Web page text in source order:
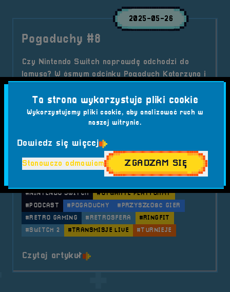
2025-05-26
Pogaduchy #8
Czy Nintendo Switch naprawdę odchodzi do
lamusa? W ósmym odcinku Pogaduch Katarzyna i
ery, nostalgii, przyszłości retro i... nietypowych
kontrolerach. Cyk, pstryk – czas pożegnać
Kategorie wpisu: Aktualności
Tagi: #ANDRZEJ MUZYCZUK
#JOYCON
#KATARZYNA MUZYCZUK
#NINTENDO SWITCH
#OTWARTE PLATFORMY
#PODCAST
#POGADUCHY
#PRZYSZŁOŚĆ GIER
#RETRO GAMING
#RETROSFERA
#RINGFIT
#SWITCH 2
#TRANSMISJE LIVE #TURNIEJE
Czytaj artykuło tytule Pogaduchy #8
Ta strona wykorzystuje pliki cookie
Wykorzystujemy pliki cookie, aby analizować ruch w
naszej witrynie.
Dowiedz się więcej
Stanowczo odmawiam ZGADZAM SIĘ